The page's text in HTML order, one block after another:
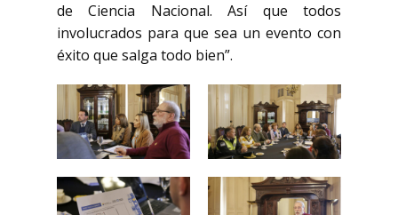
de Ciencia Nacional. Así que todos
involucrados para que sea un evento con
éxito que salga todo bien”.